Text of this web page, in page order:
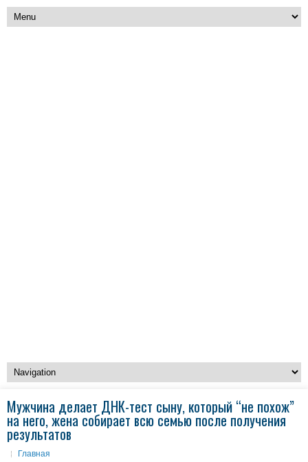
Мужчина делает ДНК-тест сыну, который “не похож”
на него, жена собирает всю семью после получения
результатов
Главная